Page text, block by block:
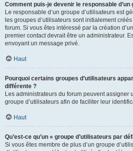
Comment puis-je devenir le responsable d’un
Le responsable d’un groupe d’utilisateurs est
les groupes d’utilisateurs sont initialement
forum. Si vous êtes intéressé par la création
premier contact devrait être un administrateur.
envoyant un message privé.
Haut
Pourquoi certains groupes d’utilisateurs
différente ?
Les administrateurs du forum peuvent assigner
groupe d’utilisateurs afin de faciliter leur
Haut
Qu’est-ce qu’un « groupe d’utilisateurs par
Si vous êtes membre de plus d’un groupe